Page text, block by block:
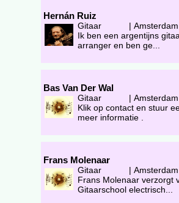
Hernán Ruiz
Gitaar | Amsterdam
Ik ben een argentijns
arranger en ben ge...
Bas Van Der Wal
Gitaar | Amsterdam
Klik op contact en stuur
meer informatie .
Frans Molenaar
Gitaar | Amsterdam
Frans Molenaar verzorgt
Gitaarschool electrisch...